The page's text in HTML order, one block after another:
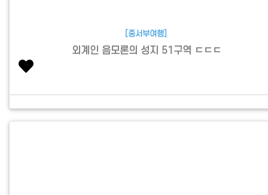
[중서부여행]
외계인 음모론의 성지 51구역 ㄷㄷㄷ